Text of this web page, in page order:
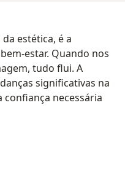
estética, é a
estar. Quando nos
tudo flui. A
significativas na
necessária
dermatologia